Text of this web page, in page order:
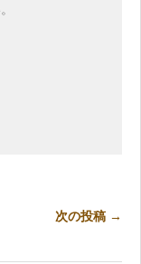
次の投稿 →